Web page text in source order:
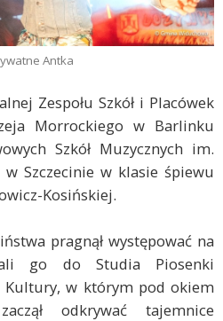
Antka
Zespołu Szkół i Placówek
Morrockiego w Barlinku
Szkół Muzycznych im.
Szczecinie w klasie śpiewu
Kosińskiej.
pragnął występować na
go do Studia Piosenki
Kultury, w którym pod okiem
odkrywać tajemnice